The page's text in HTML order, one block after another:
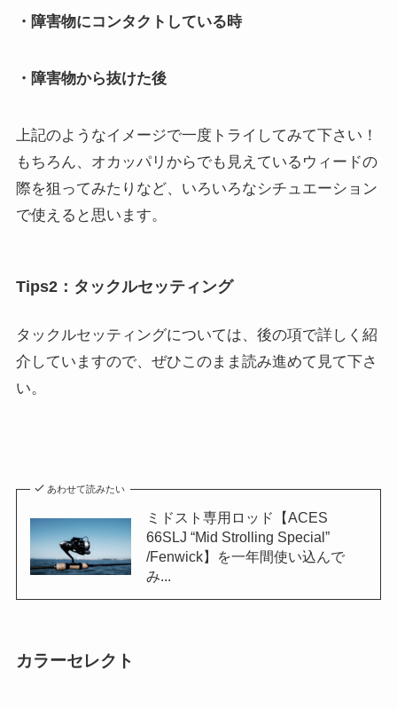
・障害物にコンタクトしている時
・障害物から抜けた後
上記のようなイメージで一度トライしてみて下さい！
もちろん、オカッパリからでも見えているウィードの
際を狙ってみたりなど、いろいろなシチュエーション
で使えると思います。
Tips2：タックルセッティング
タックルセッティングについては、後の項で詳しく紹
介していますので、ぜひこのまま読み進めて見て下さ
い。
あわせて読みたい
ミドスト専用ロッド【ACES
66SLJ “Mid Strolling Special”
/Fenwick】を一年間使い込んで
み...
カラーセレクト